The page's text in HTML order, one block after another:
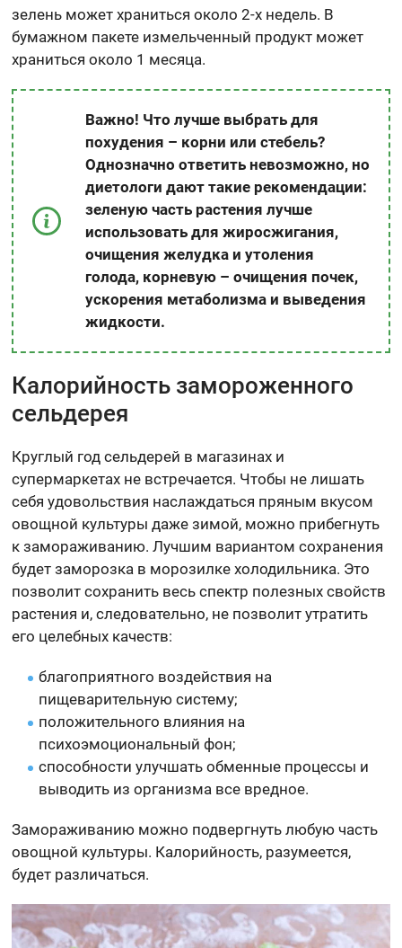
зелень может храниться около 2-х недель. В
бумажном пакете измельченный продукт может
храниться около 1 месяца.
Важно! Что лучше выбрать для
похудения – корни или стебель?
Однозначно ответить невозможно, но
диетологи дают такие рекомендации:
зеленую часть растения лучше
использовать для жиросжигания,
очищения желудка и утоления
голода, корневую – очищения почек,
ускорения метаболизма и выведения
жидкости.
Калорийность замороженного
сельдерея
Круглый год сельдерей в магазинах и
супермаркетах не встречается. Чтобы не лишать
себя удовольствия наслаждаться пряным вкусом
овощной культуры даже зимой, можно прибегнуть
к замораживанию. Лучшим вариантом сохранения
будет заморозка в морозилке холодильника. Это
позволит сохранить весь спектр полезных свойств
растения и, следовательно, не позволит утратить
его целебных качеств:
благоприятного воздействия на
пищеварительную систему;
положительного влияния на
психоэмоциональный фон;
способности улучшать обменные процессы и
выводить из организма все вредное.
Замораживанию можно подвергнуть любую часть
овощной культуры. Калорийность, разумеется,
будет различаться.